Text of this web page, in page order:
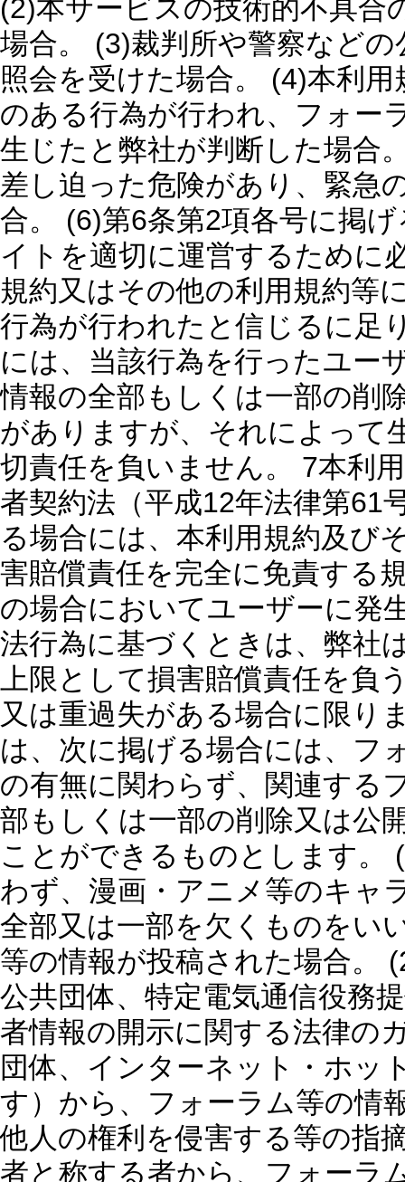
(2)本サービスの技術的不具合
場合。 (3)裁判所や警察など
照会を受けた場合。 (4)本利
のある行為が行われ、フォー
生じたと弊社が判断した場合
差し迫った危険があり、緊急
合。 (6)第6条第2項各号に掲
イトを適切に運営するために
規約又はその他の利用規約等
行為が行われたと信じるに足
には、当該行為を行ったユー
情報の全部もしくは一部の削
がありますが、それによって
切責任を負いません。 7本利
者契約法（平成12年法律第61
る場合には、本利用規約及び
害賠償責任を完全に免責する
の場合においてユーザーに発
法行為に基づくときは、弊社
上限として損害賠償責任を
又は重過失がある場合に限り
は、次に掲げる場合には、フ
の有無に関わらず、関連する
部もしくは一部の削除又は公
ことができるものとします。
わず、漫画・アニメ等のキャ
全部又は一部を欠くものをい
等の情報が投稿された場合。
公共団体、特定電気通信役務
者情報の開示に関する法律の
団体、インターネット・ホッ
す）から、フォーラム等の情
他人の権利を侵害する等の指
者と称する者から、フォーラ